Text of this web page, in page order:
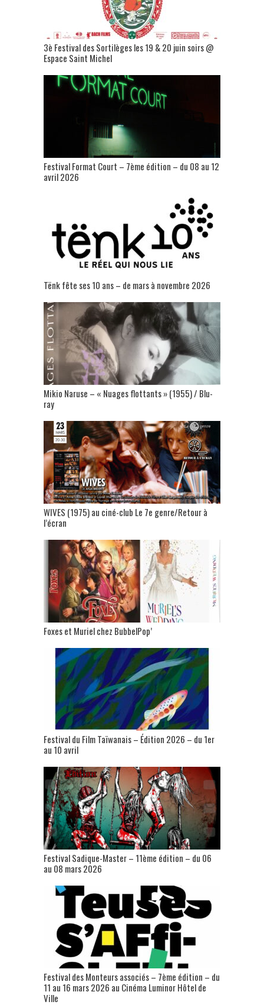
3è Festival des Sortilèges les 19 & 20 juin soirs @
Espace Saint Michel
Festival Format Court – 7ème édition – du 08 au 12
avril 2026
Tënk fête ses 10 ans – de mars à novembre 2026
Mikio Naruse – « Nuages flottants » (1955) / Blu-
ray
WIVES (1975) au ciné-club Le 7e genre/Retour à
l’écran
Foxes et Muriel chez BubbelPop’
Festival du Film Taïwanais – Édition 2026 – du 1er
au 10 avril
Festival Sadique-Master – 11ème édition – du 06
au 08 mars 2026
Festival des Monteurs associés – 7ème édition – du
11 au 16 mars 2026 au Cinéma Luminor Hôtel de
Ville